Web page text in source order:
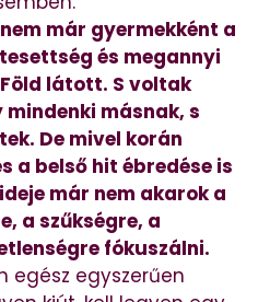
már gyermekként a
és megannyi
látott. S voltak
mindenki másnak, s
De mivel korán
a belső hit ébredése is
már nem akarok a
a szűkségre, a
fókuszálni.
egész egyszerűen